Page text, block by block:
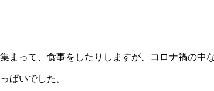
まって、食事をしたりしますが、コロナ禍の中
ぱいでした。